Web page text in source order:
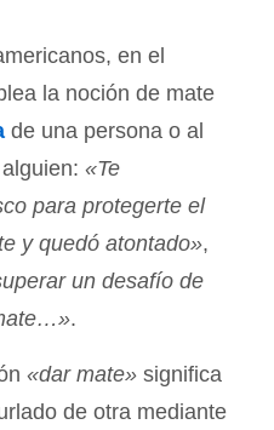
en el
la noción de mate
de una persona o al
«Te
para protegerte el
y quedó atontado»,
un desafío de
.
«dar mate» significa
de otra mediante